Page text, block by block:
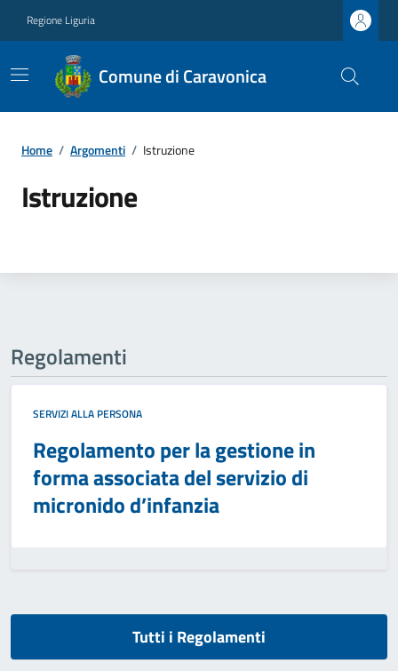
Regione Liguria
Comune di Caravonica
Home / Argomenti / Istruzione
Istruzione
Regolamenti
SERVIZI ALLA PERSONA
Regolamento per la gestione in
forma associata del servizio di
micronido d’infanzia
Tutti i Regolamenti